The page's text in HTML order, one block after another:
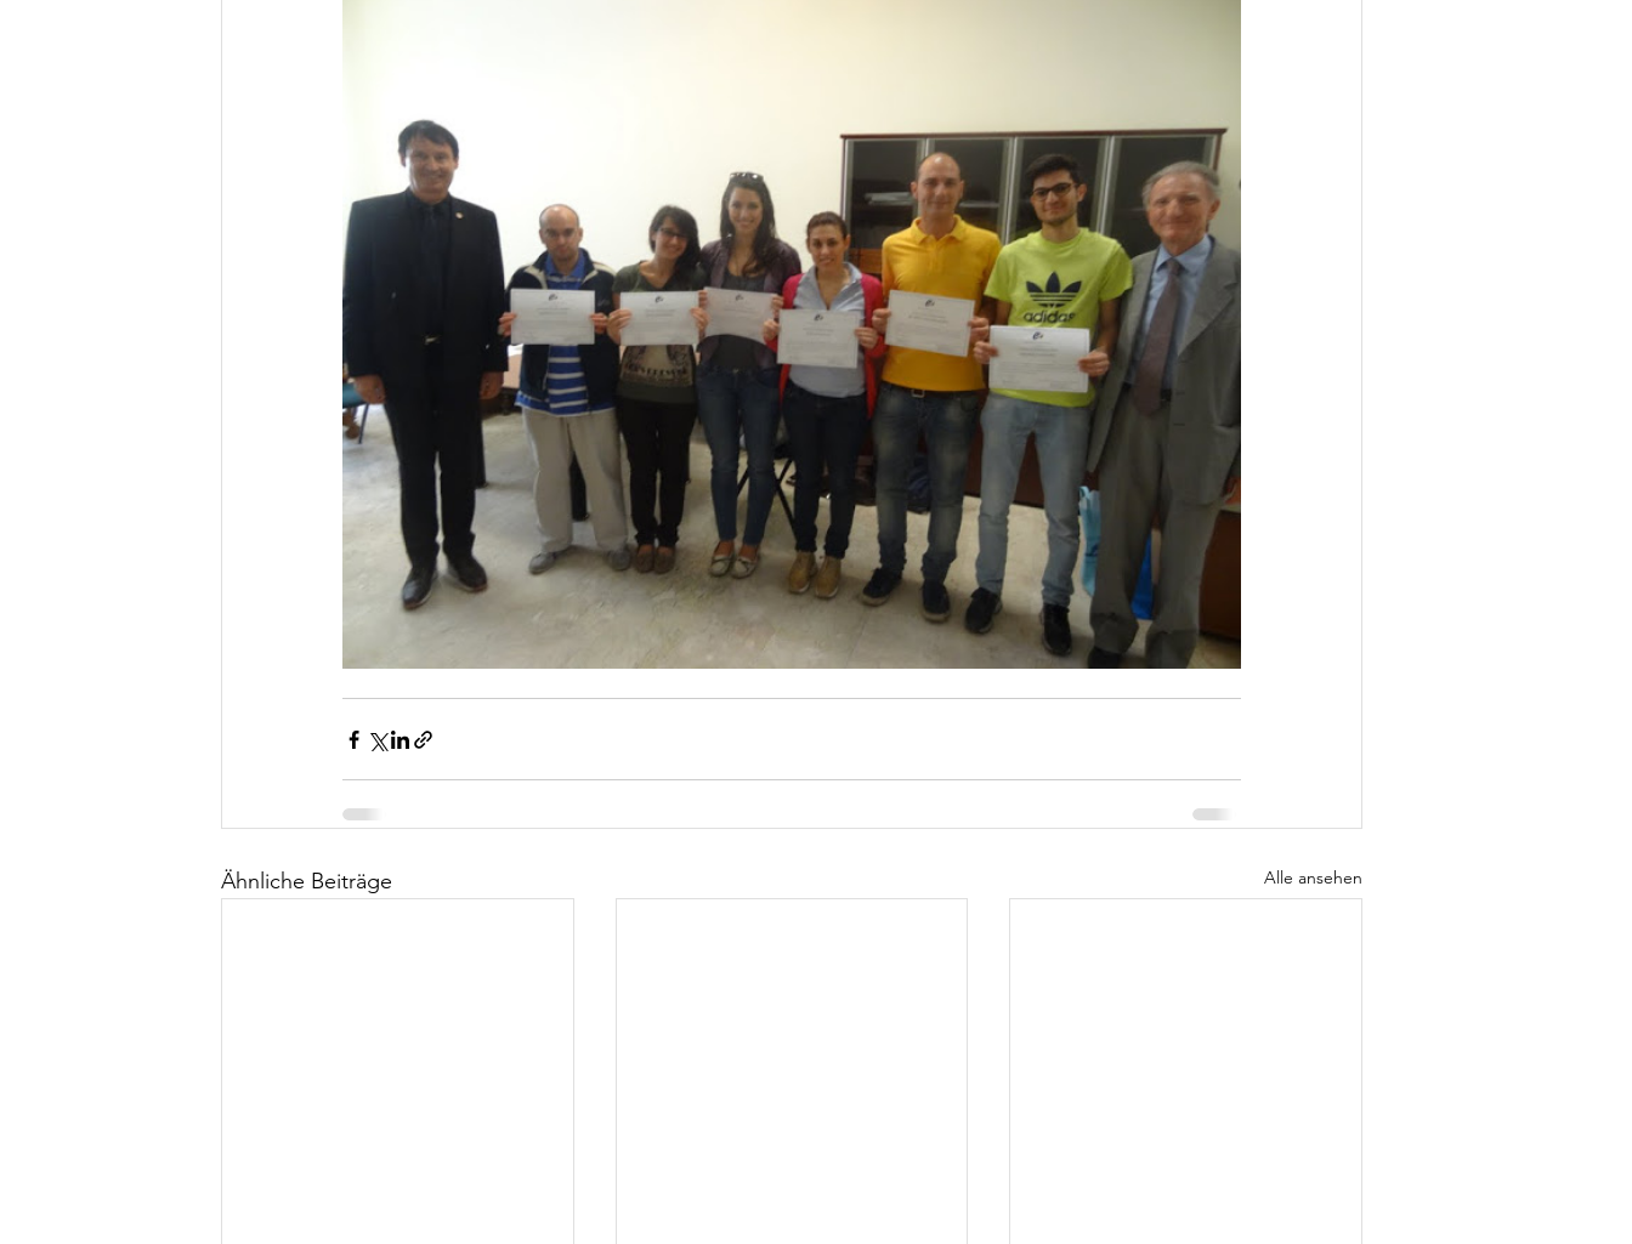
Ähnliche Beiträge Alle ansehen